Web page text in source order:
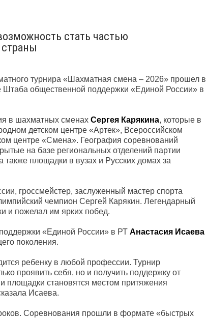
стать частью
турнира «Шахматная смена – 2026» прошел в
общественной поддержки «Единой России» в
в шахматных сменах Сергея Карякина, которые в
детском центре «Артек», Всероссийском
центре «Смена». География соревнований
на базе региональных отделений партии
площадки в вузах и Русских домах за
гроссмейстер, заслуженный мастер спорта
чемпион Сергей Карякин. Легендарный
и пожелал им ярких побед.
«Единой России» в РТ Анастасия Исаева
поколения.
ребенку в любой профессии. Турнир
проявить себя, но и получить поддержку от
становятся местом притяжения
Исаева.
Соревнования прошли в формате «быстрых